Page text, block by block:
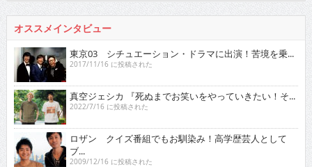
オススメインタビュー
東京03 シチュエーション・ドラマに出演！苦境を乗...
2017/11/16 に投稿された
真空ジェシカ 『死ぬまでお笑いをやっていきたい！そ...
2022/7/16 に投稿された
ロザン クイズ番組でもお馴染み！高学歴芸人として
ブ...
2009/12/16 に投稿された